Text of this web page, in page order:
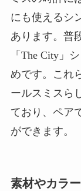
にも使えるシ
あります。普
「The City」
めです。これ
ールスミスら
ており、ペア
ができます。
素材やカラ